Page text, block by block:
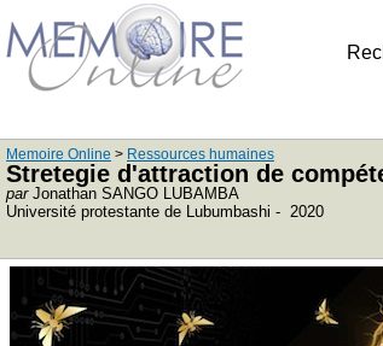
Memoire Online > Ressources humaines
Stretegie d'attraction de
parJonathan SANGO LUBAMBA
Université protestante de Lubumbashi - 2020